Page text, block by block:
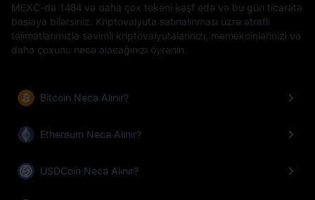
MEXC-də 1484 və daha çox tokeni kəşf edə və bu gün ticarətə
başlaya bilərsiniz. Kriptovalyuta satınalınması üzrə ətraflı
təlimatlarımızla sevimli kriptovalyutalarınızı, memekoinlərinizi və
daha çoxunu necə alacağınızı öyrənin.
Bitcoin Necə Alınır?
Ethereum Necə Alınır?
USDCoin Necə Alınır?